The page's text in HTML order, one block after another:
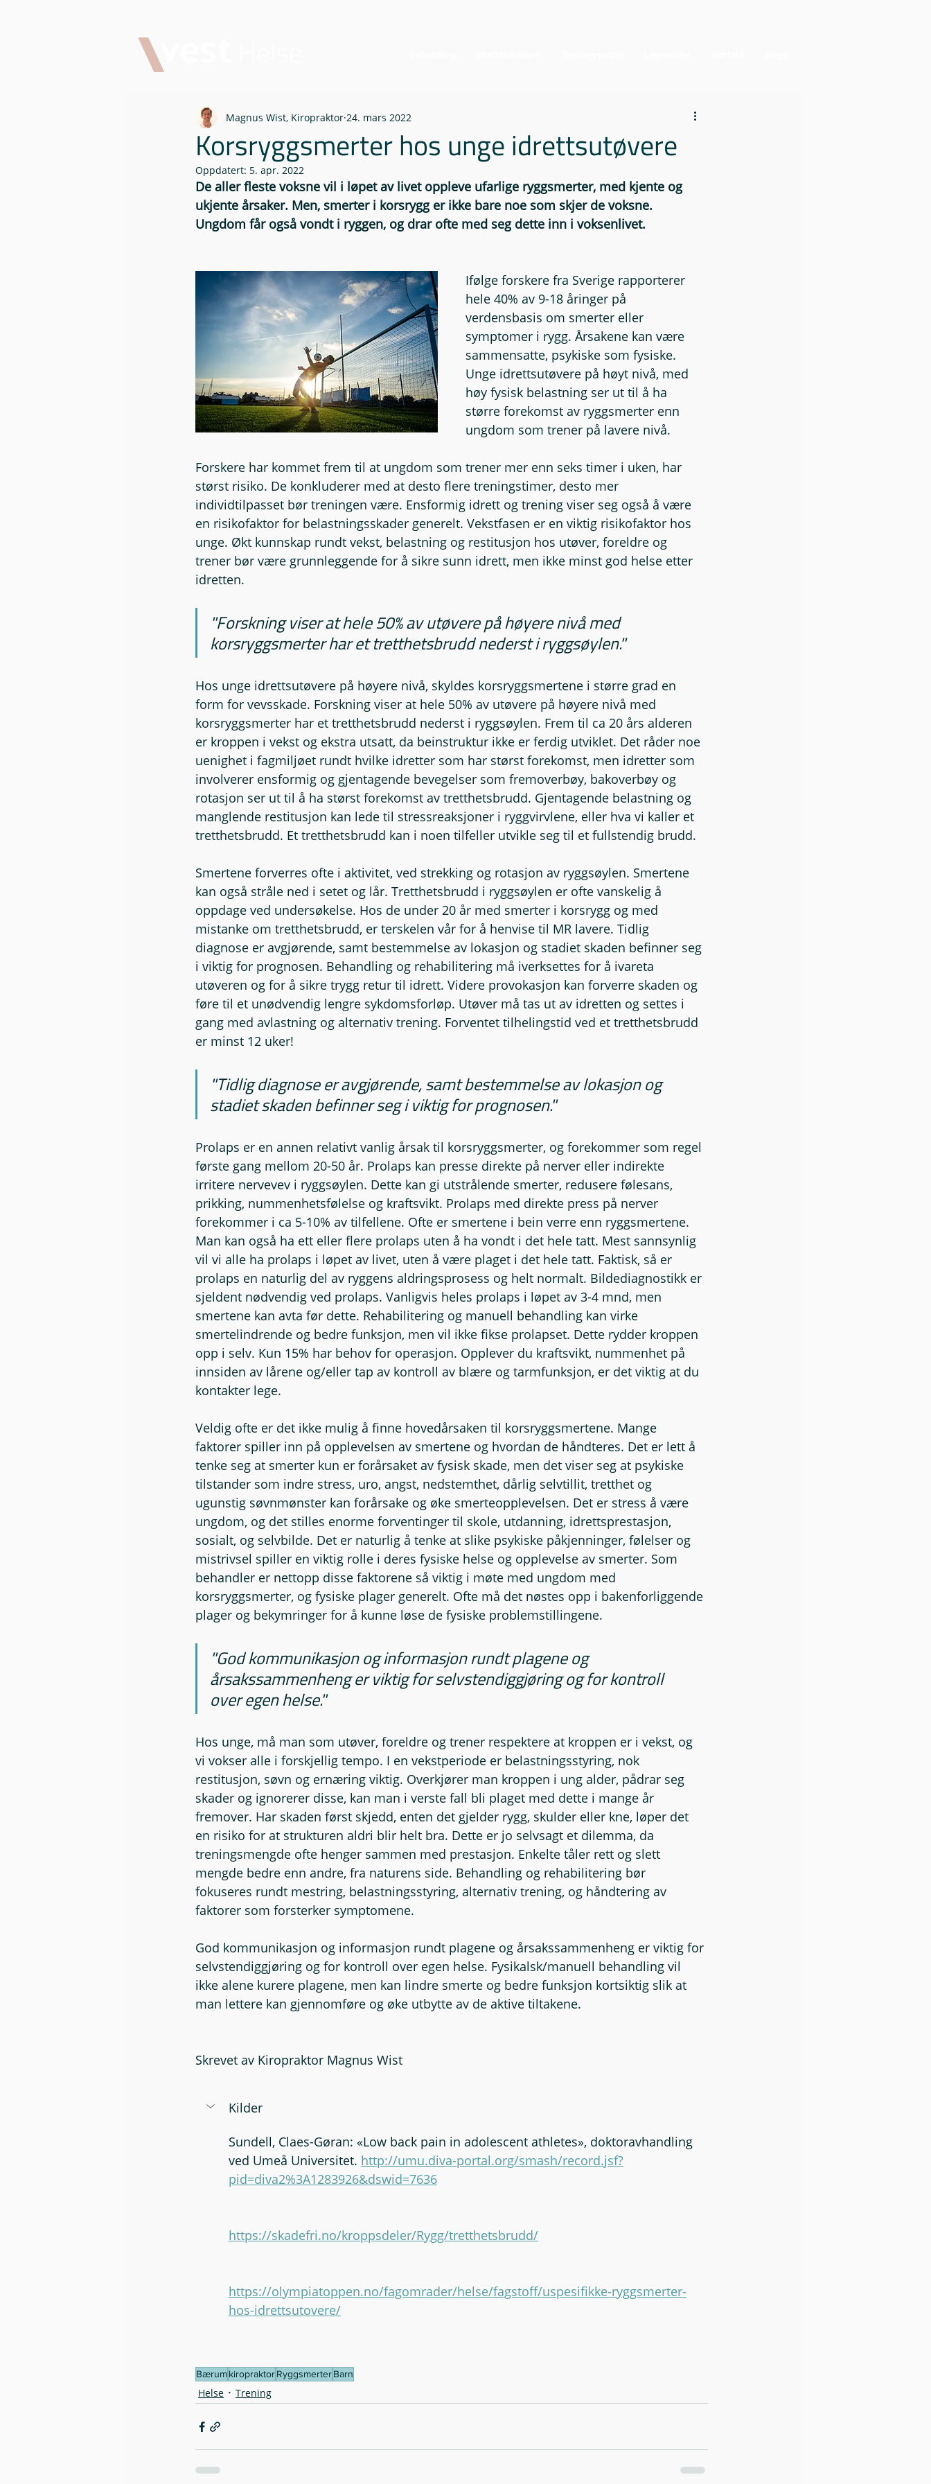
Korsryggsmerter hos unge idrettsutøvere
Magnus Wist, Kiropraktor 24. mars 2022
Oppdatert: 5. apr. 2022
De aller fleste voksne vil i løpet av livet oppleve ufarlige ryggsmerter, med kjente og
ukjente årsaker. Men, smerter i korsrygg er ikke bare noe som skjer de voksne.
Ungdom får også vondt i ryggen, og drar ofte med seg dette inn i voksenlivet.
Ifølge forskere fra Sverige rapporterer
hele 40% av 9-18 åringer på
verdensbasis om smerter eller
symptomer i rygg. Årsakene kan være
sammensatte, psykiske som fysiske.
Unge idrettsutøvere på høyt nivå, med
høy fysisk belastning ser ut til å ha
større forekomst av ryggsmerter enn
ungdom som trener på lavere nivå.
Forskere har kommet frem til at ungdom som trener mer enn seks timer i uken, har
størst risiko. De konkluderer med at desto flere treningstimer, desto mer
individtilpasset bør treningen være. Ensformig idrett og trening viser seg også å være
en risikofaktor for belastningsskader generelt. Vekstfasen er en viktig risikofaktor hos
unge. Økt kunnskap rundt vekst, belastning og restitusjon hos utøver, foreldre og
trener bør være grunnleggende for å sikre sunn idrett, men ikke minst god helse etter
idretten.
"Forskning viser at hele 50% av utøvere på høyere nivå med
korsryggsmerter har et tretthetsbrudd nederst i ryggsøylen."
Hos unge idrettsutøvere på høyere nivå, skyldes korsryggsmertene i større grad en
form for vevsskade. Forskning viser at hele 50% av utøvere på høyere nivå med
korsryggsmerter har et tretthetsbrudd nederst i ryggsøylen. Frem til ca 20 års alderen
er kroppen i vekst og ekstra utsatt, da beinstruktur ikke er ferdig utviklet. Det råder noe
uenighet i fagmiljøet rundt hvilke idretter som har størst forekomst, men idretter som
involverer ensformig og gjentagende bevegelser som fremoverbøy, bakoverbøy og
rotasjon ser ut til å ha størst forekomst av tretthetsbrudd. Gjentagende belastning og
manglende restitusjon kan lede til stressreaksjoner i ryggvirvlene, eller hva vi kaller et
tretthetsbrudd. Et tretthetsbrudd kan i noen tilfeller utvikle seg til et fullstendig brudd.
Smertene forverres ofte i aktivitet, ved strekking og rotasjon av ryggsøylen. Smertene
kan også stråle ned i setet og lår. Tretthetsbrudd i ryggsøylen er ofte vanskelig å
oppdage ved undersøkelse. Hos de under 20 år med smerter i korsrygg og med
mistanke om tretthetsbrudd, er terskelen vår for å henvise til MR lavere. Tidlig
diagnose er avgjørende, samt bestemmelse av lokasjon og stadiet skaden befinner seg
i viktig for prognosen. Behandling og rehabilitering må iverksettes for å ivareta
utøveren og for å sikre trygg retur til idrett. Videre provokasjon kan forverre skaden og
føre til et unødvendig lengre sykdomsforløp. Utøver må tas ut av idretten og settes i
gang med avlastning og alternativ trening. Forventet tilhelingstid ved et tretthetsbrudd
er minst 12 uker!
"Tidlig diagnose er avgjørende, samt bestemmelse av lokasjon og
stadiet skaden befinner seg i viktig for prognosen."
Prolaps er en annen relativt vanlig årsak til korsryggsmerter, og forekommer som regel
første gang mellom 20-50 år. Prolaps kan presse direkte på nerver eller indirekte
irritere nervevev i ryggsøylen. Dette kan gi utstrålende smerter, redusere følesans,
prikking, nummenhetsfølelse og kraftsvikt. Prolaps med direkte press på nerver
forekommer i ca 5-10% av tilfellene. Ofte er smertene i bein verre enn ryggsmertene.
Man kan også ha ett eller flere prolaps uten å ha vondt i det hele tatt. Mest sannsynlig
vil vi alle ha prolaps i løpet av livet, uten å være plaget i det hele tatt. Faktisk, så er
prolaps en naturlig del av ryggens aldringsprosess og helt normalt. Bildediagnostikk er
sjeldent nødvendig ved prolaps. Vanligvis heles prolaps i løpet av 3-4 mnd, men
smertene kan avta før dette. Rehabilitering og manuell behandling kan virke
smertelindrende og bedre funksjon, men vil ikke fikse prolapset. Dette rydder kroppen
opp i selv. Kun 15% har behov for operasjon. Opplever du kraftsvikt, nummenhet på
innsiden av lårene og/eller tap av kontroll av blære og tarmfunksjon, er det viktig at du
kontakter lege.
Veldig ofte er det ikke mulig å finne hovedårsaken til korsryggsmertene. Mange
faktorer spiller inn på opplevelsen av smertene og hvordan de håndteres. Det er lett å
tenke seg at smerter kun er forårsaket av fysisk skade, men det viser seg at psykiske
tilstander som indre stress, uro, angst, nedstemthet, dårlig selvtillit, tretthet og
ugunstig søvnmønster kan forårsake og øke smerteopplevelsen. Det er stress å være
ungdom, og det stilles enorme forventinger til skole, utdanning, idrettsprestasjon,
sosialt, og selvbilde. Det er naturlig å tenke at slike psykiske påkjenninger, følelser og
mistrivsel spiller en viktig rolle i deres fysiske helse og opplevelse av smerter. Som
behandler er nettopp disse faktorene så viktig i møte med ungdom med
korsryggsmerter, og fysiske plager generelt. Ofte må det nøstes opp i bakenforliggende
plager og bekymringer for å kunne løse de fysiske problemstillingene.
"God kommunikasjon og informasjon rundt plagene og
årsakssammenheng er viktig for selvstendiggjøring og for kontroll
over egen helse."
Hos unge, må man som utøver, foreldre og trener respektere at kroppen er i vekst, og
vi vokser alle i forskjellig tempo. I en vekstperiode er belastningsstyring, nok
restitusjon, søvn og ernæring viktig. Overkjører man kroppen i ung alder, pådrar seg
skader og ignorerer disse, kan man i verste fall bli plaget med dette i mange år
fremover. Har skaden først skjedd, enten det gjelder rygg, skulder eller kne, løper det
en risiko for at strukturen aldri blir helt bra. Dette er jo selvsagt et dilemma, da
treningsmengde ofte henger sammen med prestasjon. Enkelte tåler rett og slett
mengde bedre enn andre, fra naturens side. Behandling og rehabilitering bør
fokuseres rundt mestring, belastningsstyring, alternativ trening, og håndtering av
faktorer som forsterker symptomene.
God kommunikasjon og informasjon rundt plagene og årsakssammenheng er viktig for
selvstendiggjøring og for kontroll over egen helse. Fysikalsk/manuell behandling vil
ikke alene kurere plagene, men kan lindre smerte og bedre funksjon kortsiktig slik at
man lettere kan gjennomføre og øke utbytte av de aktive tiltakene.
Skrevet av Kiropraktor Magnus Wist
Kilder
Sundell, Claes-Gøran: «Low back pain in adolescent athletes», doktoravhandling
ved Umeå Universitet. http://umu.diva-portal.org/smash/record.jsf?
pid=diva2%3A1283926&dswid=7636
https://skadefri.no/kroppsdeler/Rygg/tretthetsbrudd/
https://olympiatoppen.no/fagomrader/helse/fagstoff/uspesifikke-ryggsmerter-
hos-idrettsutovere/
BærumkiropraktorRyggsmerterBarn
Helse Trening